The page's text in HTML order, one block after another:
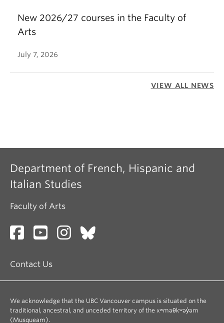
New 2026/27 courses in the Faculty of
Arts
July 7, 2026
VIEW ALL NEWS
Department of French, Hispanic and
Italian Studies
Faculty of Arts
Contact Us
We acknowledge that the UBC Vancouver campus is situated on the
traditional, ancestral, and unceded territory of the xʷməθkʷəy̓əm
(Musqueam).